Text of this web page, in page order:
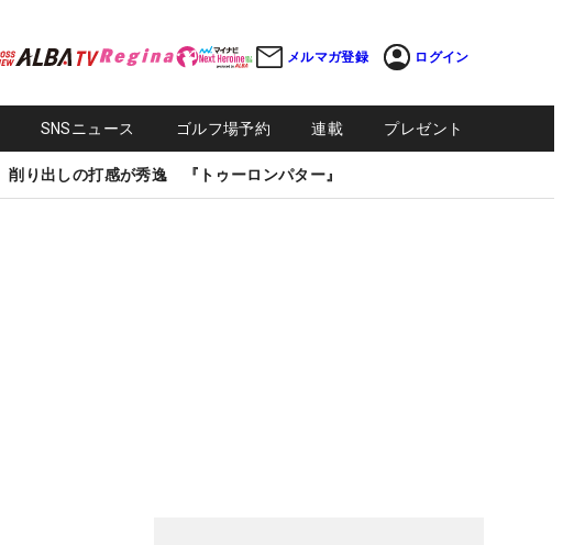
メルマガ登録 ログイン
SNSニュース ゴルフ場予約 連載 プレゼント
削り出しの打感が秀逸 『トゥーロンパター』